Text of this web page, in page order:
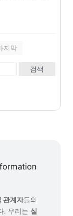
지막
검색
관계자들의
. 우리는 실